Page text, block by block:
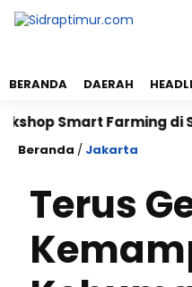
BERANDA DAERAH
Smart Farming di Sidrap
Beranda / Jakarta
Terus